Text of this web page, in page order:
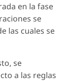
en la fase
se
las cuales se
se
a las reglas